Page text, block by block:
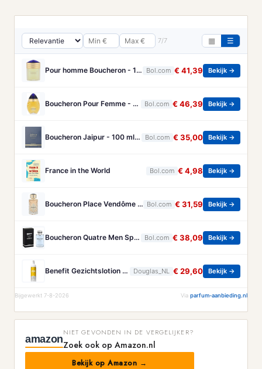
7/7 ▦ ☰
Pour homme Boucheron - 100 ml - Eau de parfum Bol.com € 41,39 Bekijk →
Boucheron Pour Femme - 100ml - Eau de toilette Bol.com € 46,39 Bekijk →
Boucheron Jaipur - 100 ml - Eau de Parfum - Herenparfum Bol.com € 35,00 Bekijk →
France in the World Bol.com € 4,98 Bekijk →
Boucheron Place Vendôme eau de parfum voor dames - Oriëntaals-houtachtig - 100 ml Bol.com € 31,59 Bekijk →
Boucheron Quatre Men Spray - 100 ml - Eau De Toilette Bol.com € 38,09 Bekijk →
Benefit Gezichtslotion The POREfessional Gezichtstoner Unisex 133ml Douglas_NL € 29,60 Bekijk →
Bijgewerkt 7-8-2026 Via parfum-aanbieding.nl
amazon
NIET GEVONDEN IN DE VERGELIJKER?
Zoek ook op Amazon.nl
Bekijk op Amazon →